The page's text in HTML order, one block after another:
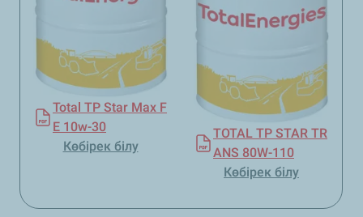
Total TP Star Max F
E 10w-30
Көбірек білу
TOTAL TP STAR TR
ANS 80W-110
Көбірек білу